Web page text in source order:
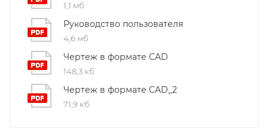
1,1 мб
Руководство пользователя
4,6 мб
Чертеж в формате CAD
148,3 кб
Чертеж в формате CAD_2
71,9 кб